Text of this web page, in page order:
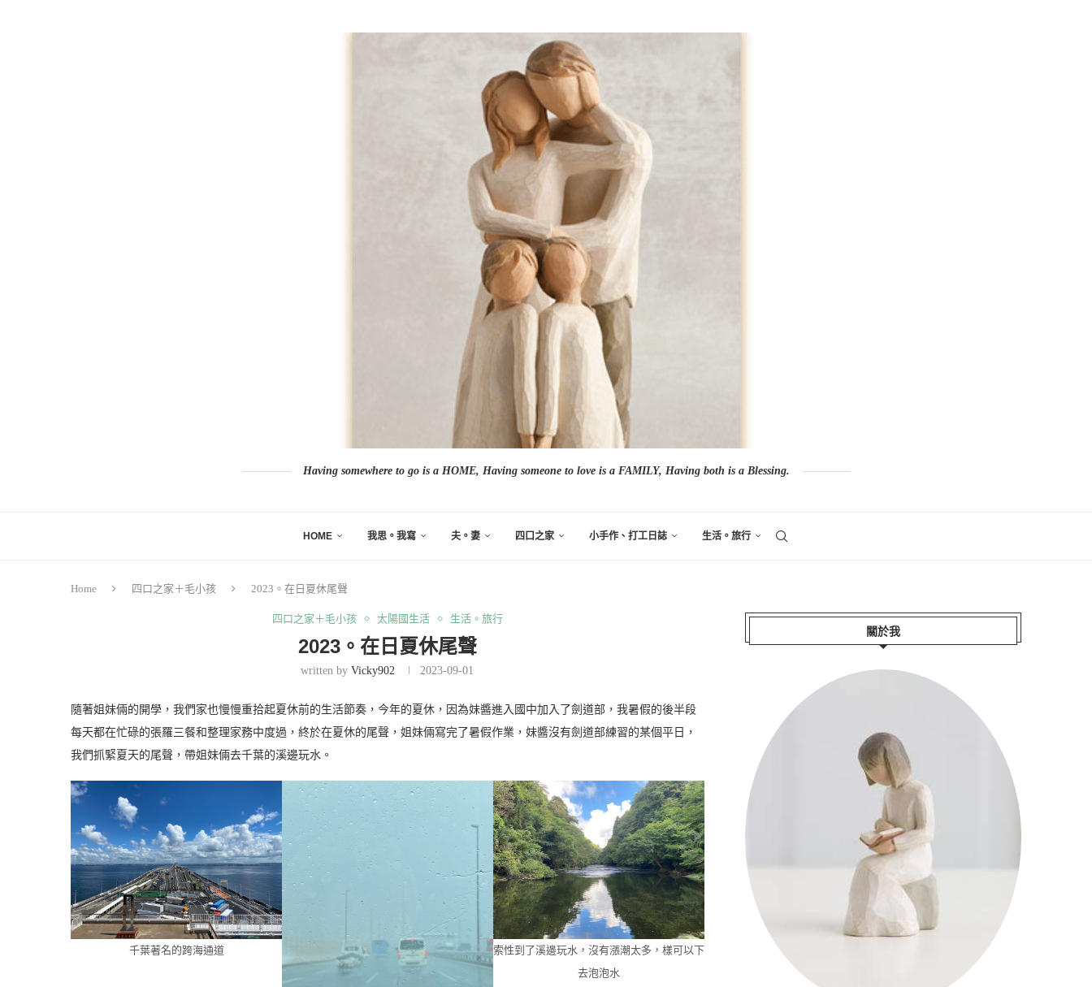
Having somewhere to go is a HOME, Having someone to love is a FAMILY, Having both is a Blessing.
HOME 我思。我寫 夫。妻 四口之家 小手作、打工日誌 生活。旅行
Home 四口之家＋毛小孩 2023。在日夏休尾聲
四口之家＋毛小孩 太陽國生活 生活。旅行
2023。在日夏休尾聲
written byVicky902 2023-09-01
隨著姐妹倆的開學，我們家也慢慢重拾起夏休前的生活節奏，今年的夏休，因為妹醬進入國中加入了劍道部，我暑假的後半段
每天都在忙碌的張羅三餐和整理家務中度過，終於在夏休的尾聲，姐妹倆寫完了暑假作業，妹醬沒有劍道部練習的某個平日，
我們抓緊夏天的尾聲，帶姐妹倆去千葉的溪邊玩水。
千葉著名的跨海通道
索性到了溪邊玩水，沒有漲潮太多，樣可以下
去泡泡水
關於我